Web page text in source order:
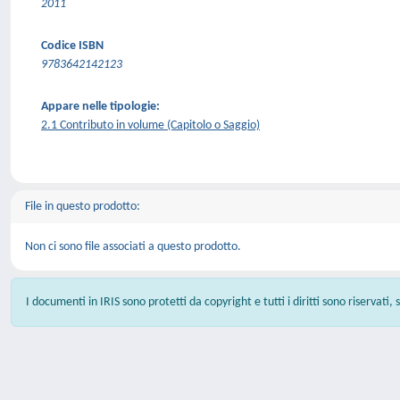
2011
Codice ISBN
9783642142123
Appare nelle tipologie:
2.1 Contributo in volume (Capitolo o Saggio)
File in questo prodotto:
Non ci sono file associati a questo prodotto.
I documenti in IRIS sono protetti da copyright e tutti i diritti sono riservati,